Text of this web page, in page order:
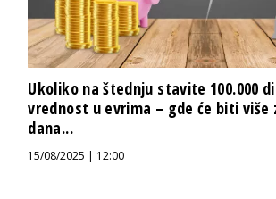
Ukoliko na štednju stavite 100.000
vrednost u evrima – gde će biti više
dana...
15/08/2025 | 12:00